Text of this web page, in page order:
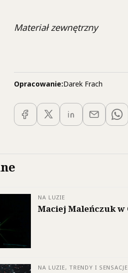
Materiał zewnętrzny
Opracowanie:Darek Frach
NA LUZIE
Maciej Maleńczuk w
NA LUZIE, TRENDY I SENSACJE